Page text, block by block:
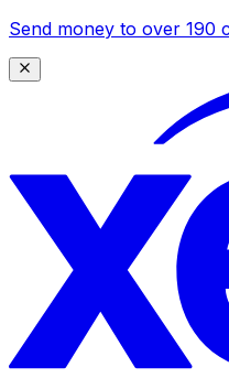
Send money to over 190